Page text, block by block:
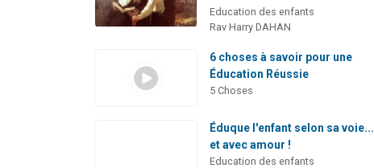
Education des enfants
Rav Harry DAHAN
6 choses à savoir pour une
Éducation Réussie
5 Choses
Éduque l'enfant selon sa voie...
et avec amour !
Education des enfants